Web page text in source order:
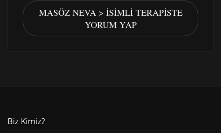
MASÖZ NEVA > İSIMLI TERAPISTE
YORUM YAP
Biz Kimiz?